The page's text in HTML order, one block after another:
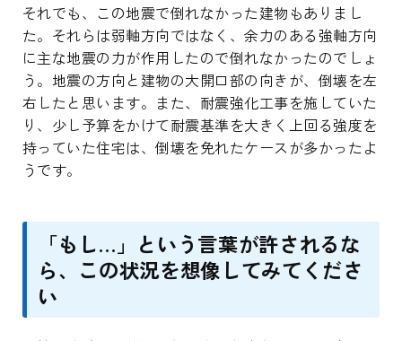
それでも、この地震で倒れなかった建物もありまし
た。それらは弱軸方向ではなく、余力のある強軸方向
に主な地震の力が作用したので倒れなかったのでしょ
う。地震の方向と建物の大開口部の向きが、倒壊を左
右したと思います。また、耐震強化工事を施していた
り、少し予算をかけて耐震基準を大きく上回る強度を
持っていた住宅は、倒壊を免れたケースが多かったよ
うです。
「もし…」という言葉が許されるな
ら、この状況を想像してみてくださ
い